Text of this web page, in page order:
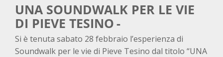
UNA SOUNDWALK PER LE VIE
DI PIEVE TESINO
Si è tenuta sabato 28 febbraio l’esperienza di
Soundwalk per le vie di Pieve Tesino dal titolo “UNA